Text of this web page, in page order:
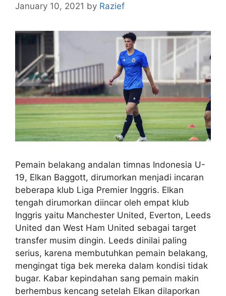
January 10, 2021 by Razief
Pemain belakang andalan timnas Indonesia U-
19, Elkan Baggott, dirumorkan menjadi incaran
beberapa klub Liga Premier Inggris. Elkan
tengah dirumorkan diincar oleh empat klub
Inggris yaitu Manchester United, Everton, Leeds
United dan West Ham United sebagai target
transfer musim dingin. Leeds dinilai paling
serius, karena membutuhkan pemain belakang,
mengingat tiga bek mereka dalam kondisi tidak
bugar. Kabar kepindahan sang pemain makin
berhembus kencang setelah Elkan dilaporkan